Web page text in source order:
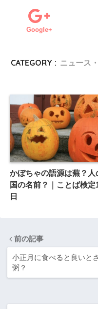
Google+
CATEGORY : ニュース
かぼちゃの語源は蕪？人
国の名前？｜ことば検定
日
前の記事
小正月に食べると良いと
粥？